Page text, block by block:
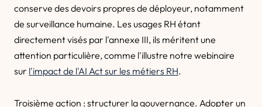
conserve des devoirs propres de déployeur, notamment
de surveillance humaine. Les usages RH étant
directement visés par l'annexe III, ils méritent une
attention particulière, comme l'illustre notre webinaire
sur l'impact de l'AI Act sur les métiers RH.
Troisième action : structurer la gouvernance. Adopter un